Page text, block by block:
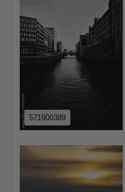
571900389